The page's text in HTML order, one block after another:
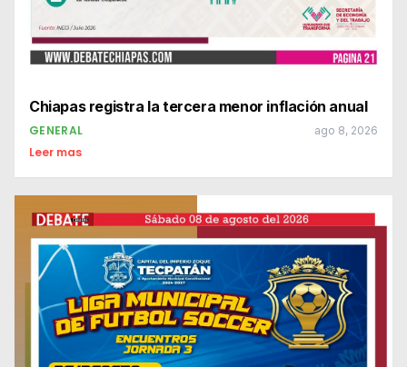
Chiapas registra la tercera menor inflación anual
GENERAL ago 8, 2026
Leer mas